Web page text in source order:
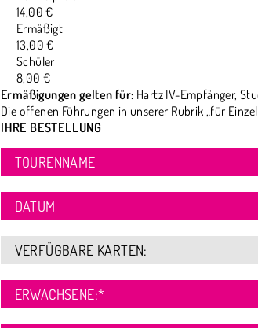
14,00 €
Ermäßigt
13,00 €
Schüler
8,00 €
Ermäßigungen gelten für: Hartz IV-Empfänger,
Die offenen Führungen in unserer Rubrik „für
IHRE BESTELLUNG
TOURENNAME
DATUM
VERFÜGBARE KARTEN:
ERWACHSENE:*